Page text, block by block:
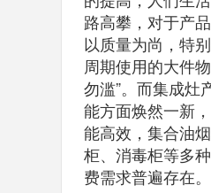
路高攀，对于产
以质量为尚，特
周期使用的大件
勿滥”。而集成灶
能方面焕然一新
能高效，集合油
柜、消毒柜等多
费需求普遍存在。